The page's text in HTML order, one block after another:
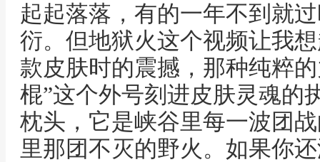
起起落落，有的一年不到就
衍。但地狱火这个视频让我
款皮肤时的震撼，那种纯粹
棍”这个外号刻进皮肤灵魂的
枕头，它是峡谷里每一波团
里那团不灭的野火。如果你